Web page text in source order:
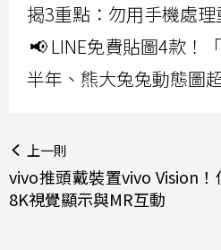
揭3重點：勿用手機處
📢 LINE免費貼圖4款！
半年、熊大兔兔動態圖
上一則
vivo推頭戴裝置vivo Vision
8K視覺顯示與MR互動